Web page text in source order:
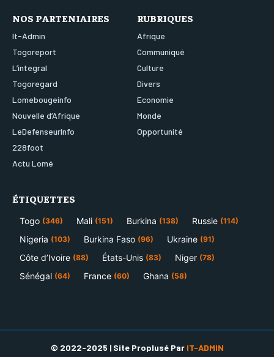
NOS PARTENIAIRES
It-Admin
Togoreport
L’integral
Togoregard
Lomebougeinfo
Nouvelle d’Afrique
LeDefenseurInfo
228foot
Actu Lomé
RUBRIQUES
Afrique
Communiqué
Culture
Divers
Economie
Monde
Opportunité
ÉTIQUETTES
Togo (346) Mali (151) Burkina (138) Russie (114)
Nigeria (103) Burkina Faso (96) Ukraine (91)
Côte d’Ivoire (88) États-Unis (83) Niger (78)
Sénégal (64) France (60) Ghana (58)
© 2022-2025 | Site Proplusé Par IT-ADMIN